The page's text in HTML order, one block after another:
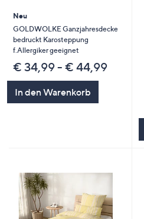
Neu
GOLDWOLKE Ganzjahresdecke
bedruckt Karosteppung
f.Allergiker geeignet
€ 34,99 - € 44,99
In den Warenkorb